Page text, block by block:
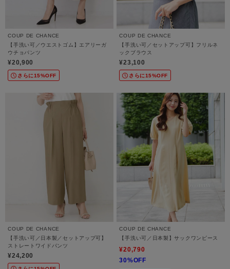
COUP DE CHANCE
【手洗い可／ウエストゴム】エアリーガ
ウチョパンツ
¥20,900
さらに15%OFF
COUP DE CHANCE
【手洗い可／セットアップ可】フリルネ
ックブラウス
¥23,100
さらに15%OFF
COUP DE CHANCE
【手洗い可／日本製／セットアップ可】
ストレートワイドパンツ
¥24,200
COUP DE CHANCE
【手洗い可／日本製】サックワンピース
¥20,790
30%OFF